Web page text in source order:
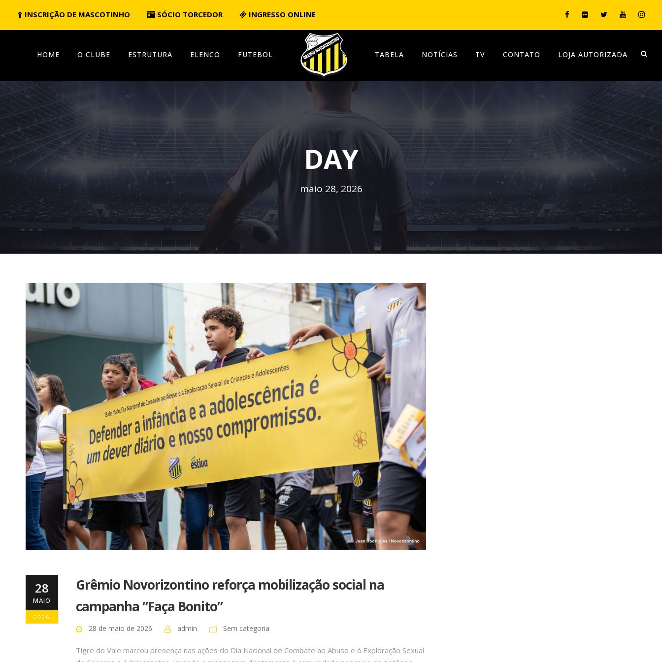
INSCRIÇÃO DE MASCOTINHO SÓCIO TORCEDOR INGRESSO ONLINE
HOME O CLUBE ESTRUTURA ELENCO FUTEBOL TABELA NOTÍCIAS TV CONTATO LOJA AUTORIZADA
DAY
maio 28, 2026
28
MAIO
2026
Grêmio Novorizontino reforça mobilização social na
campanha “Faça Bonito”
28 de maio de 2026 admin Sem categoria
Tigre do Vale marcou presença nas ações do Dia Nacional de Combate ao Abuso e à Exploração Sexual